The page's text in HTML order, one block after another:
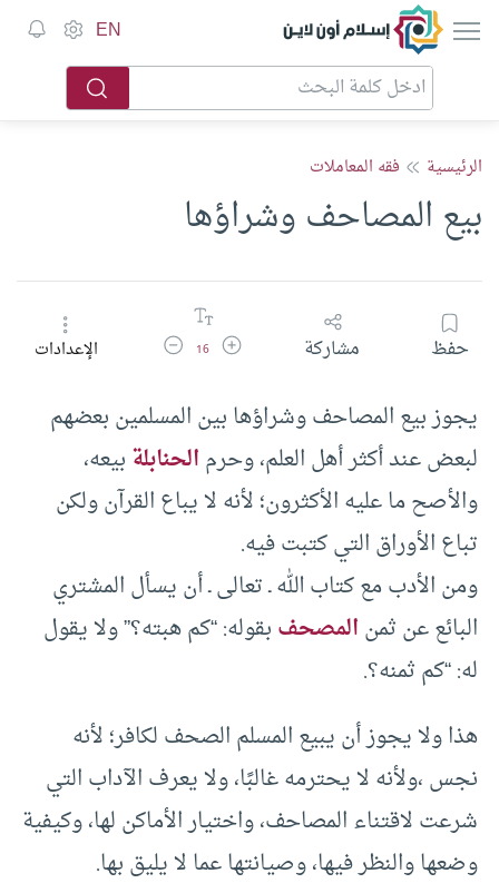
إسلام أون لاين EN
الرئيسية فقه المعاملات
بيع المصاحف وشراؤها
حفظ مشاركة زيادة حجم الخط
16 تقليل حجم الخطالإعدادات
يجوز بيع المصاحف وشراؤها بين المسلمين بعضهم
لبعض عند أكثر أهل العلم، وحرمالحنابلةبيعه،
والأصح ما عليه الأكثرون؛ لأنه لا يباع القرآن ولكن
تباع الأوراق التي كتبت فيه.
ومن الأدب مع كتاب الله ـ تعالى ـ أن يسأل المشتري
البائع عن ثمنالمصحفبقوله: “كم هبته؟” ولا يقول
له: “كم ثمنه؟.
هذا ولا يجوز أن يبيع المسلم الصحف لكافر؛ لأنه
نجس ،ولأنه لا يحترمه غالبًا، ولا يعرف الآداب التي
شرعت لاقتناء المصاحف، واختيار الأماكن لها، وكيفية
وضعها والنظر فيها، وصيانتها عما لا يليق بها.